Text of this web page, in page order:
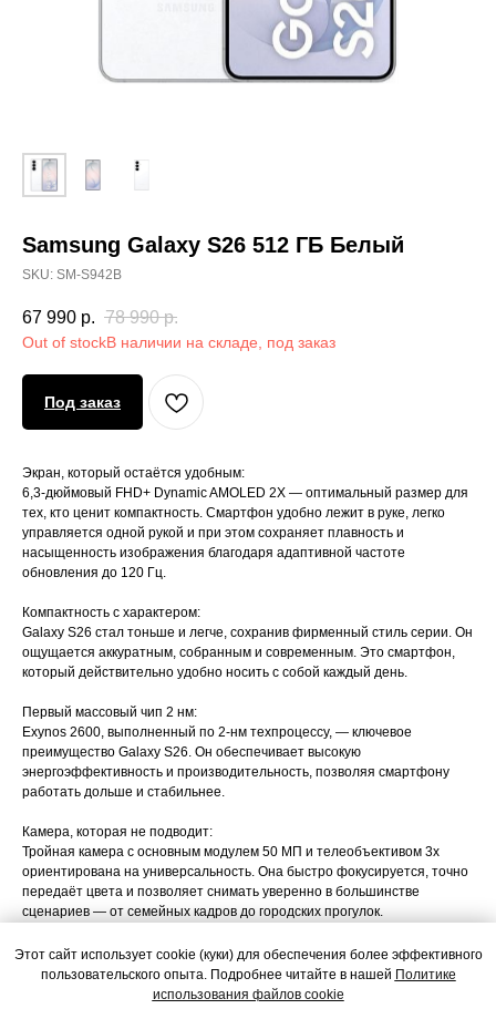
Этот сайт использует cookie (куки) для обеспечения более эффективного
пользовательского опыта. Подробнее читайте в нашей Политике
использования файлов cookie
Samsung Galaxy S26 512 ГБ Белый
SKU: SM-S942B
67 990 р. 78 990 р.
Out of stock
Под заказ
Экран, который остаётся удобным:
6,3-дюймовый FHD+ Dynamic AMOLED 2X — оптимальный размер для
тех, кто ценит компактность. Смартфон удобно лежит в руке, легко
управляется одной рукой и при этом сохраняет плавность и
насыщенность изображения благодаря адаптивной частоте
обновления до 120 Гц.
Компактность с характером:
Galaxy S26 стал тоньше и легче, сохранив фирменный стиль серии. Он
ощущается аккуратным, собранным и современным. Это смартфон,
который действительно удобно носить с собой каждый день.
Первый массовый чип 2 нм:
Exynos 2600, выполненный по 2-нм техпроцессу, — ключевое
преимущество Galaxy S26. Он обеспечивает высокую
энергоэффективность и производительность, позволяя смартфону
работать дольше и стабильнее.
Камера, которая не подводит:
Тройная камера с основным модулем 50 МП и телеобъективом 3x
ориентирована на универсальность. Она быстро фокусируется, точно
передаёт цвета и позволяет снимать уверенно в большинстве
сценариев — от семейных кадров до городских прогулок.
Аккумулятор, который стал больше:
Батарея на 4300 мА·ч — заметный шаг вперёд для компактного
смартфона. В сочетании с энергоэффективным процессором это даёт